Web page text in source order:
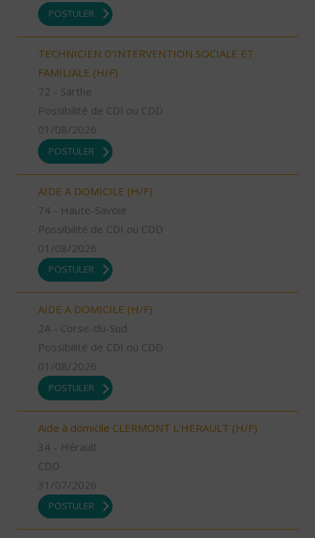
POSTULER
TECHNICIEN D’INTERVENTION SOCIALE ET
FAMILIALE (H/F)
72 - Sarthe
Possibilité de CDI ou CDD
01/08/2026
POSTULER
AIDE A DOMICILE (H/F)
74 - Haute-Savoie
Possibilité de CDI ou CDD
01/08/2026
POSTULER
AIDE A DOMICILE (H/F)
2A - Corse-du-Sud
Possibilité de CDI ou CDD
01/08/2026
POSTULER
Aide à domicile CLERMONT L'HERAULT (H/F)
34 - Hérault
CDD
31/07/2026
POSTULER